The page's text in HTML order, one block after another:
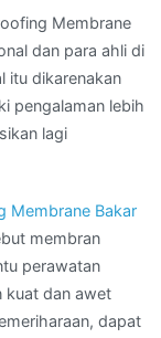
Membrane
dan para ahli di
itu dikarenakan
pengalaman lebih
lagi
Membrane Bakar
membran
perawatan
kuat dan awet
dapat